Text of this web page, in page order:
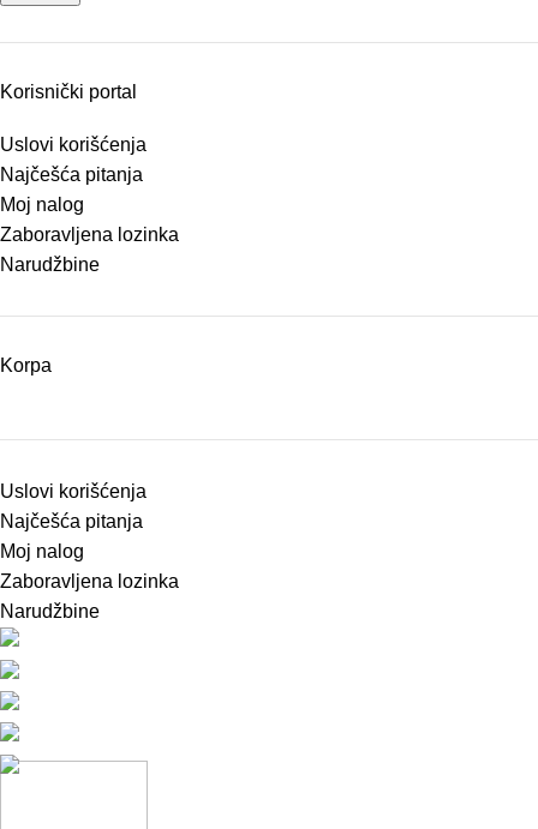
Korisnički portal
Uslovi korišćenja
Najčešća pitanja
Moj nalog
Zaboravljena lozinka
Narudžbine
Korpa
Uslovi korišćenja
Najčešća pitanja
Moj nalog
Zaboravljena lozinka
Narudžbine